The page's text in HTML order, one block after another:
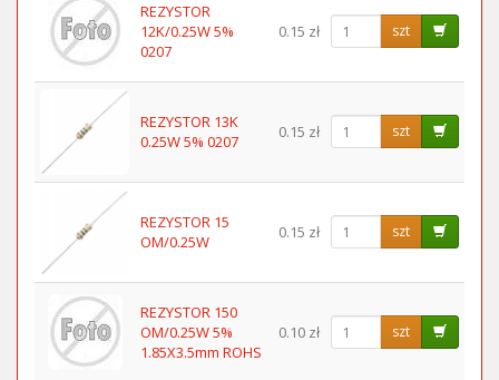
REZYSTOR
12K/0.25W 5%
0207
0.15 zł szt
REZYSTOR 13K
0.25W 5% 0207
0.15 zł szt
REZYSTOR 15
OM/0.25W
0.15 zł szt
REZYSTOR 150
OM/0.25W 5%
1.85X3.5mm ROHS
0.10 zł szt